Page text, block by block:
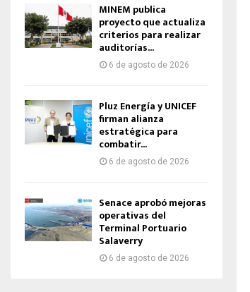
MINEM publica
proyecto que actualiza
criterios para realizar
auditorías...
6 de agosto de 2026
Pluz Energía y UNICEF
firman alianza
estratégica para
combatir...
6 de agosto de 2026
Senace aprobó mejoras
operativas del
Terminal Portuario
Salaverry
6 de agosto de 2026